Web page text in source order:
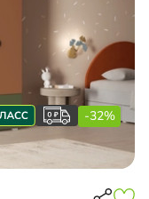
-32%